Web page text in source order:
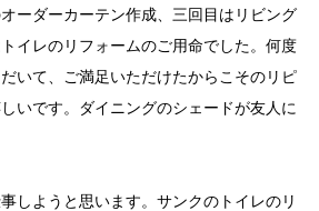
ーダーカーテン作成、三回目はリビング
イレのリフォームのご用命でした。何度
いて、ご満足いただけたからこそのリピ
いです。ダイニングのシェードが友人に
しようと思います。サンクのトイレのリ